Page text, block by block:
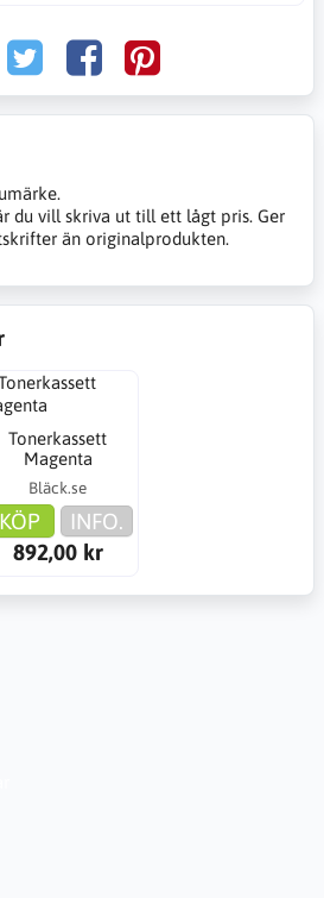
du vill skriva ut till ett lågt pris. Ger
än originalprodukten.
Tonerkassett
Magenta
Bläck.se
KÖP
INFO.
892,00 kr